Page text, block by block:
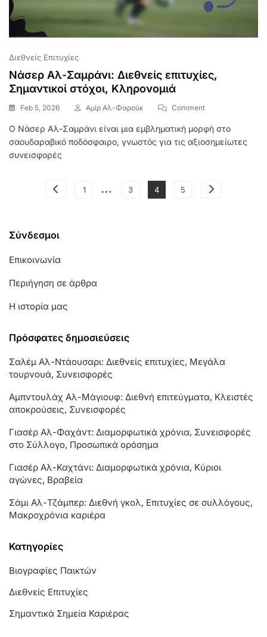
Διεθνείς Επιτυχίες
Νάσερ Αλ-Σαμράνι: Διεθνείς επιτυχίες,
Σημαντικοί στόχοι, Κληρονομιά
Feb 5, 2026 Αμίρ Αλ-Φαρούκ CommentOn
Αλ-
Σαμράνι:
Στόχοι,
Ο Νάσερ Αλ-Σαμράνι είναι μια εμβληματική μορφή στο
σαουδαραβικό ποδόσφαιρο, γνωστός για τις αξιοσημείωτες
συνεισφορές
Posts
Page
1 … Page
3 Page
4 Page
5
Σύνδεσμοι
Επικοινωνία
Περιήγηση σε άρθρα
Η ιστορία μας
Πρόσφατες δημοσιεύσεις
Σαλέμ Αλ-Ντάουσαρι: Διεθνείς επιτυχίες, Μεγάλα
τουρνουά, Συνεισφορές
Αμπντουλάχ Αλ-Μάγιουφ: Διεθνή επιτεύγματα, Κλειστές
αποκρούσεις, Συνεισφορές
Γιασέρ Αλ-Φαχάντ: Διαμορφωτικά χρόνια, Συνεισφορές
στο Σύλλογο, Προσωπικά ορόσημα
Γιασέρ Αλ-Καχτάνι: Διαμορφωτικά χρόνια, Κύριοι
αγώνες, Βραβεία
Σάμι Αλ-Τζάμπερ: Διεθνή γκολ, Επιτυχίες σε συλλόγους,
Μακροχρόνια καριέρα
Κατηγορίες
Βιογραφίες Παικτών
Διεθνείς Επιτυχίες
Σημαντικά Σημεία Καριέρας